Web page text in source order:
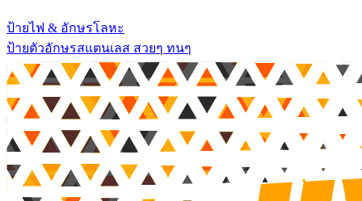
ป้ายไฟ & อักษรโลหะ
ป้ายตัวอักษรสแตนเลส สวยๆ ทนๆ